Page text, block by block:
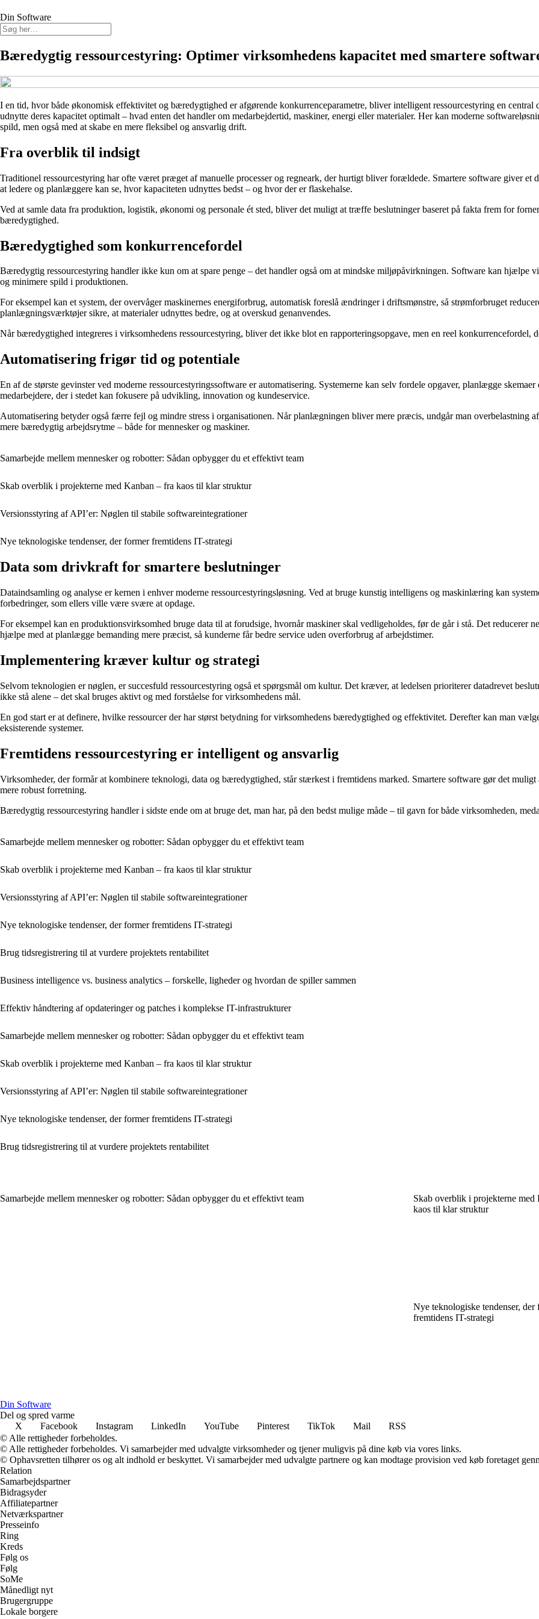
Din Software
Bæredygtig ressourcestyring: Optimer virksomhedens kapacitet med smartere
I en tid, hvor både økonomisk effektivitet og bæredygtighed er afgørende konkurrenceparametre, bliver intelligent ressourcestyring en
udnytte deres kapacitet optimalt – hvad enten det handler om medarbejdertid, maskiner, energi eller materialer. Her kan moderne
spild, men også med at skabe en mere fleksibel og ansvarlig drift.
Fra overblik til indsigt
Traditionel ressourcestyring har ofte været præget af manuelle processer og regneark, der hurtigt bliver forældede. Smartere software giver
at ledere og planlæggere kan se, hvor kapaciteten udnyttes bedst – og hvor der er flaskehalse.
Ved at samle data fra produktion, logistik, økonomi og personale ét sted, bliver det muligt at træffe beslutninger baseret på fakta frem for
bæredygtighed.
Bæredygtighed som konkurrencefordel
Bæredygtig ressourcestyring handler ikke kun om at spare penge – det handler også om at mindske miljøpåvirkningen. Software kan hjælpe
og minimere spild i produktionen.
For eksempel kan et system, der overvåger maskinernes energiforbrug, automatisk foreslå ændringer i driftsmønstre, så strømforbruget
planlægningsværktøjer sikre, at materialer udnyttes bedre, og at overskud genanvendes.
Når bæredygtighed integreres i virksomhedens ressourcestyring, bliver det ikke blot en rapporteringsopgave, men en reel konkurrencefordel,
Automatisering frigør tid og potentiale
En af de største gevinster ved moderne ressourcestyringssoftware er automatisering. Systemerne kan selv fordele opgaver, planlægge
medarbejdere, der i stedet kan fokusere på udvikling, innovation og kundeservice.
Automatisering betyder også færre fejl og mindre stress i organisationen. Når planlægningen bliver mere præcis, undgår man overbelastning
mere bæredygtig arbejdsrytme – både for mennesker og maskiner.
Samarbejde mellem mennesker og robotter: Sådan opbygger du et effektivt team
Skab overblik i projekterne med Kanban – fra kaos til klar struktur
Versionsstyring af API’er: Nøglen til stabile softwareintegrationer
Nye teknologiske tendenser, der former fremtidens IT-strategi
Data som drivkraft for smartere beslutninger
Dataindsamling og analyse er kernen i enhver moderne ressourcestyringsløsning. Ved at bruge kunstig intelligens og maskinlæring kan
forbedringer, som ellers ville være svære at opdage.
For eksempel kan en produktionsvirksomhed bruge data til at forudsige, hvornår maskiner skal vedligeholdes, før de går i stå. Det reducerer
hjælpe med at planlægge bemanding mere præcist, så kunderne får bedre service uden overforbrug af arbejdstimer.
Implementering kræver kultur og strategi
Selvom teknologien er nøglen, er succesfuld ressourcestyring også et spørgsmål om kultur. Det kræver, at ledelsen prioriterer datadrevet
ikke stå alene – det skal bruges aktivt og med forståelse for virksomhedens mål.
En god start er at definere, hvilke ressourcer der har størst betydning for virksomhedens bæredygtighed og effektivitet. Derefter kan man
eksisterende systemer.
Fremtidens ressourcestyring er intelligent og ansvarlig
Virksomheder, der formår at kombinere teknologi, data og bæredygtighed, står stærkest i fremtidens marked. Smartere software gør det
mere robust forretning.
Bæredygtig ressourcestyring handler i sidste ende om at bruge det, man har, på den bedst mulige måde – til gavn for både virksomheden,
Samarbejde mellem mennesker og robotter: Sådan opbygger du et effektivt team
Skab overblik i projekterne med Kanban – fra kaos til klar struktur
Versionsstyring af API’er: Nøglen til stabile softwareintegrationer
Nye teknologiske tendenser, der former fremtidens IT-strategi
Brug tidsregistrering til at vurdere projektets rentabilitet
Business intelligence vs. business analytics – forskelle, ligheder og hvordan de spiller sammen
Effektiv håndtering af opdateringer og patches i komplekse IT-infrastrukturer
Samarbejde mellem mennesker og robotter: Sådan opbygger du et effektivt team
Skab overblik i projekterne med Kanban – fra kaos til klar struktur
Versionsstyring af API’er: Nøglen til stabile softwareintegrationer
Nye teknologiske tendenser, der former fremtidens IT-strategi
Brug tidsregistrering til at vurdere projektets rentabilitet
Samarbejde mellem mennesker og robotter: Sådan opbygger du et effektivt team
Skab overblik i projekterne med
kaos til klar struktur
Nye teknologiske tendenser, der
fremtidens IT-strategi
Din Software
Del og spred varme
X
Facebook Instagram LinkedIn YouTube Pinterest TikTok Mail
RSS
© Alle rettigheder forbeholdes.
© Alle rettigheder forbeholdes. Vi samarbejder med udvalgte virksomheder og tjener muligvis på dine køb via vores links.
© Ophavsretten tilhører os og alt indhold er beskyttet. Vi samarbejder med udvalgte partnere og kan modtage provision ved køb foretaget
Relation
Samarbejdspartner
Bidragsyder
Affiliatepartner
Netværkspartner
Presseinfo
Ring
Kreds
Følg os
Følg
SoMe
Månedligt nyt
Brugergruppe
Lokale borgere